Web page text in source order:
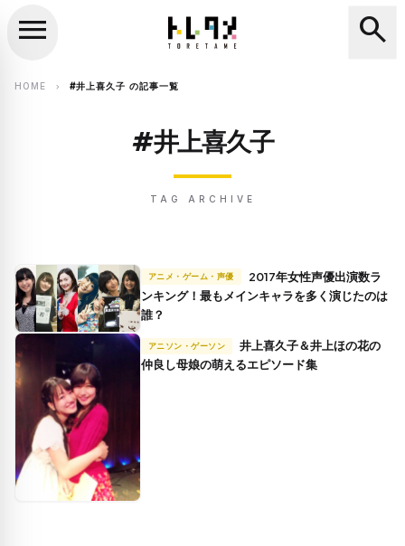
search
menu search
HOME chevron_right #井上喜久子 の記事一覧
#井上喜久子
TAG ARCHIVE
アニメ・ゲーム・声優
ンキング！最もメインキャラを多く演じたのは
誰？
アニソン・ゲーソン
井上喜久子＆井上ほの花の
仲良し母娘の萌えるエピソード集